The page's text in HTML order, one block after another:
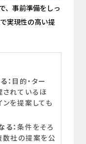
、事前準備をしっ
実現性の高い提
： 目的・ター
されているほ
を提案しても
る：条件をそろ
数社の提案を公